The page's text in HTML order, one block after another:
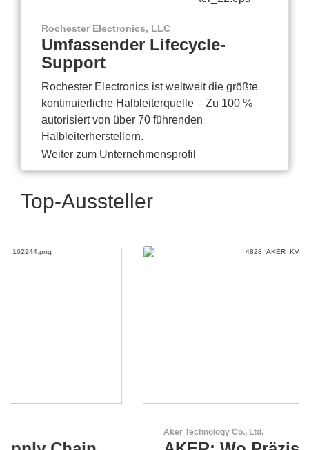
Rochester Electronics, LLC
Umfassender Lifecycle-
Support
Rochester Electronics ist weltweit die größte
kontinuierliche Halbleiterquelle – Zu 100 %
autorisiert von über 70 führenden
Halbleiterherstellern.
Weiter zum Unternehmensprofil
Top-Aussteller